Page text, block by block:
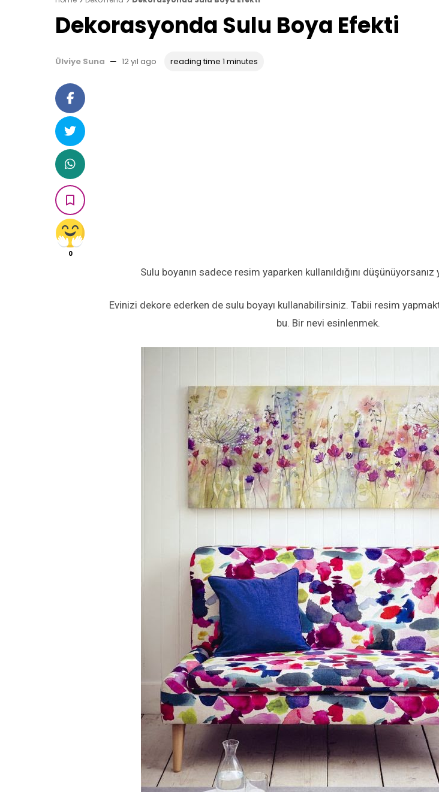
Dekorasyonda Sulu Boya Efekti
Ülviye Suna — 12 yıl ago reading time 1 minutes

0
Sulu boyanın sadece resim yaparken kullanıldığını düşünüyorsanız
Evinizi dekore ederken de sulu boyayı kullanabilirsiniz. Tabii resim
bu. Bir nevi esinlenmek.